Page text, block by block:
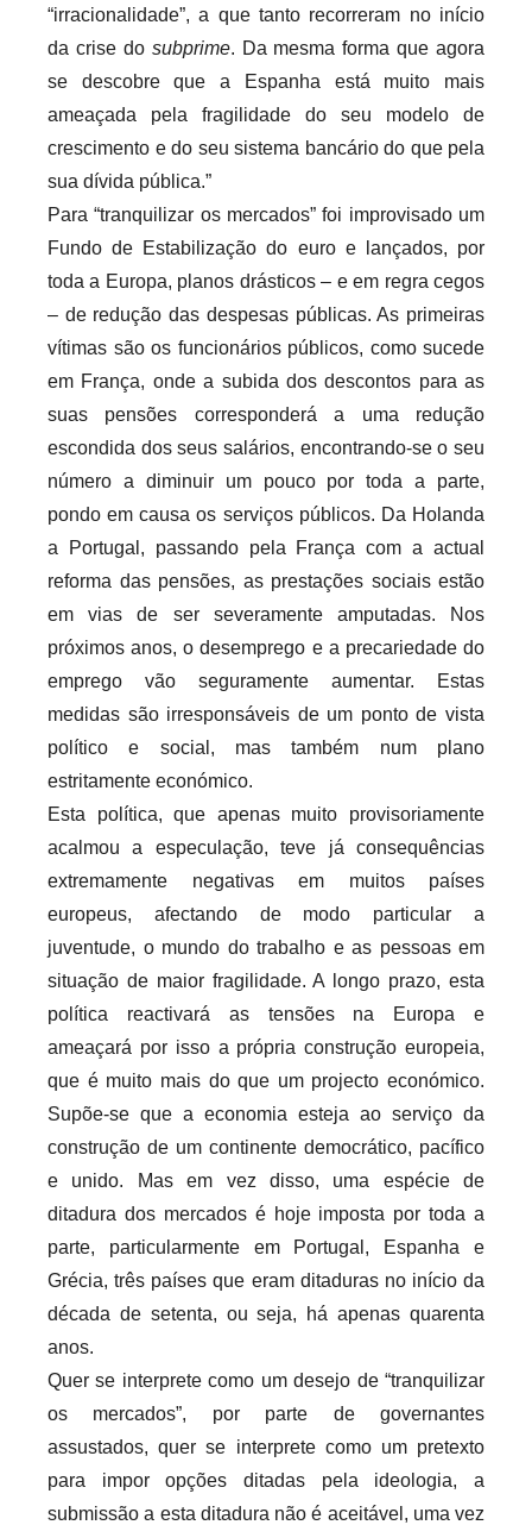
“irracionalidade”, a que tanto recorreram no início
da crise do subprime. Da mesma forma que agora
se descobre que a Espanha está muito mais
ameaçada pela fragilidade do seu modelo de
crescimento e do seu sistema bancário do que pela
sua dívida pública.”
Para “tranquilizar os mercados” foi improvisado um
Fundo de Estabilização do euro e lançados, por
toda a Europa, planos drásticos – e em regra cegos
– de redução das despesas públicas. As primeiras
vítimas são os funcionários públicos, como sucede
em França, onde a subida dos descontos para as
suas pensões corresponderá a uma redução
escondida dos seus salários, encontrando-se o seu
número a diminuir um pouco por toda a parte,
pondo em causa os serviços públicos. Da Holanda
a Portugal, passando pela França com a actual
reforma das pensões, as prestações sociais estão
em vias de ser severamente amputadas. Nos
próximos anos, o desemprego e a precariedade do
emprego vão seguramente aumentar. Estas
medidas são irresponsáveis de um ponto de vista
político e social, mas também num plano
estritamente económico.
Esta política, que apenas muito provisoriamente
acalmou a especulação, teve já consequências
extremamente negativas em muitos países
europeus, afectando de modo particular a
juventude, o mundo do trabalho e as pessoas em
situação de maior fragilidade. A longo prazo, esta
política reactivará as tensões na Europa e
ameaçará por isso a própria construção europeia,
que é muito mais do que um projecto económico.
Supõe-se que a economia esteja ao serviço da
construção de um continente democrático, pacífico
e unido. Mas em vez disso, uma espécie de
ditadura dos mercados é hoje imposta por toda a
parte, particularmente em Portugal, Espanha e
Grécia, três países que eram ditaduras no início da
década de setenta, ou seja, há apenas quarenta
anos.
Quer se interprete como um desejo de “tranquilizar
os mercados”, por parte de governantes
assustados, quer se interprete como um pretexto
para impor opções ditadas pela ideologia, a
submissão a esta ditadura não é aceitável, uma vez